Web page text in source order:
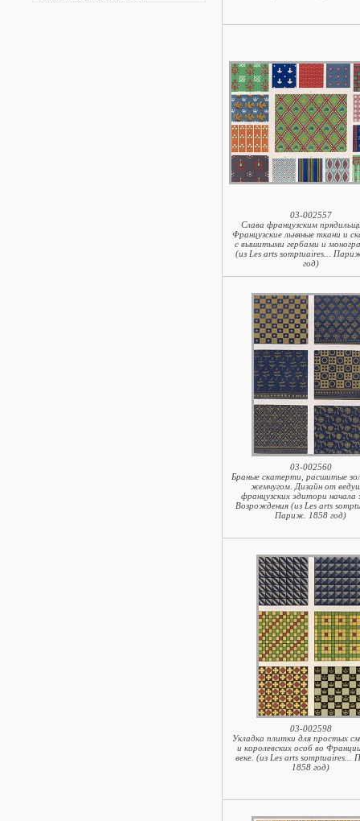
03-002557
Слава французским
Французские льняные ткани и
с вышитыми гербами и
(из Les arts somptuaires...
год)
03-002560
Браные скатерти, расшитые
жемчугом. Дизайн от
французских эдитори начала
Возрождения (из Les arts
Париж. 1858 год)
03-002598
Укладка плитки для простых
и королевских особ во
веке. (из Les arts somptuaires...
1858 год)